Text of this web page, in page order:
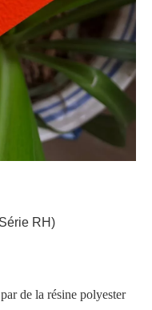
RH)
de la résine polyester